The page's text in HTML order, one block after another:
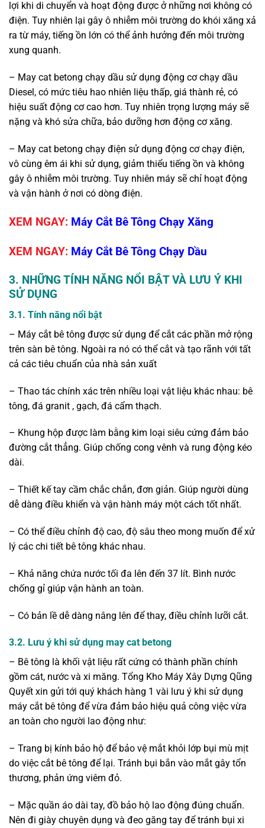
lợi khi di chuyển và hoạt động được ở những nơi không có
điện. Tuy nhiên lại gây ô nhiễm môi trường do khói xăng xả
ra từ máy, tiếng ồn lớn có thể ảnh hưởng đến môi trường
xung quanh.
– May cat betong chạy dầu sử dụng động cơ chạy dầu
Diesel, có mức tiêu hao nhiên liệu thấp, giá thành rẻ, có
hiệu suất động cơ cao hơn. Tuy nhiên trọng lượng máy sẽ
nặng và khó sửa chữa, bảo dưỡng hơn động cơ xăng.
– May cat betong chạy điện sử dụng động cơ chạy điện,
vô cùng êm ái khi sử dụng, giảm thiểu tiếng ồn và không
gây ô nhiễm môi trường. Tuy nhiên máy sẽ chỉ hoạt động
và vận hành ở nơi có dòng điện.
XEM NGAY: Máy Cắt Bê Tông Chạy Xăng
XEM NGAY: Máy Cắt Bê Tông Chạy Dầu
3. NHỮNG TÍNH NĂNG NỔI BẬT VÀ LƯU Ý KHI
SỬ DỤNG
3.1. Tính năng nổi bật
– Máy cắt bê tông được sử dụng để cắt các phần mở rộng
trên sàn bê tông. Ngoài ra nó có thể cắt và tạo rãnh với tất
cả các tiêu chuẩn của nhà sản xuất
– Thao tác chính xác trên nhiều loại vật liệu khác nhau: bê
tông, đá granit , gạch, đá cẩm thạch.
– Khung hộp được làm bằng kim loại siêu cứng đảm bảo
đường cắt thẳng. Giúp chống cong vênh và rung động kéo
dài.
– Thiết kế tay cầm chắc chắn, đơn giản. Giúp người dùng
dễ dàng điều khiển và vận hành máy một cách tốt nhất.
– Có thể điều chỉnh độ cao, độ sâu theo mong muốn để xử
lý các chi tiết bê tông khác nhau.
– Khả năng chứa nước tối đa lên đến 37 lít. Bình nước
chống gỉ giúp vận hành an toàn.
– Có bản lề dễ dàng nâng lên để thay, điều chỉnh lưỡi cắt.
3.2. Lưu ý khi sử dụng may cat betong
– Bê tông là khối vật liệu rất cứng có thành phần chính
gồm cát, nước và xi măng. Tổng Kho Máy Xây Dựng Qũng
Quyết xin gửi tới quý khách hàng 1 vài lưu ý khi sử dụng
máy cắt bê tông để vừa đảm bảo hiệu quả công việc vừa
an toàn cho người lao động như:
– Trang bị kính bảo hộ để bảo vệ mắt khỏi lớp bụi mù mịt
do việc cắt bê tông để lại. Tránh bụi bắn vào mắt gây tổn
thương, phản ứng viêm đỏ.
– Mặc quần áo dài tay, đồ bảo hộ lao động đúng chuẩn.
Nên đi giày chuyên dụng và đeo găng tay để tránh bụi xi